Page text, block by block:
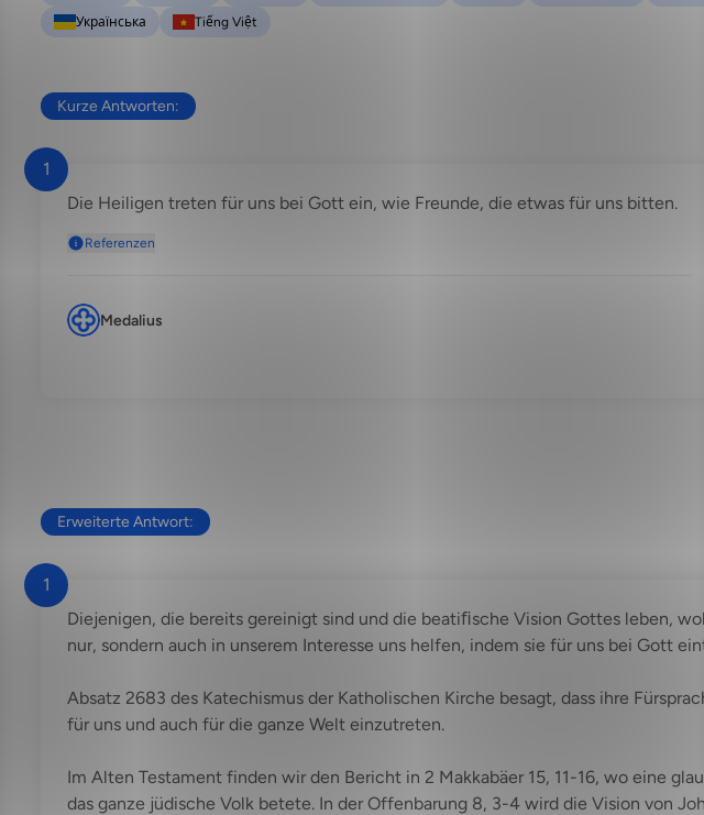
Українська
Tiếng Việt
Kurze Antworten:
1
Die Heiligen treten für uns bei Gott ein, wie Freunde, die etwas für uns bitten.
Referenzen
Medalius
Erweiterte Antwort:
1
Diejenigen, die bereits gereinigt sind und die beatiﬁsche Vision Gottes leben,
nur, sondern auch in unserem Interesse uns helfen, indem sie für uns bei Gott
Absatz 2683 des Katechismus der Katholischen Kirche besagt, dass ihre
für uns und auch für die ganze Welt einzutreten.
Im Alten Testament finden wir den Bericht in 2 Makkabäer 15, 11-16, wo eine
das ganze jüdische Volk betete. In der Offenbarung 8, 3-4 wird die Vision von